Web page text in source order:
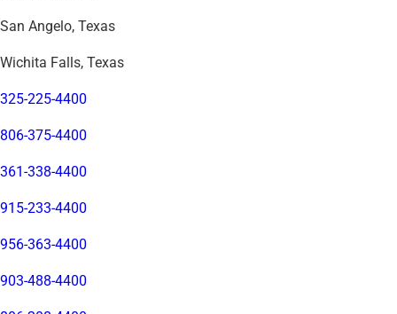
San Angelo, Texas
Wichita Falls, Texas
325-225-4400
806-375-4400
361-338-4400
915-233-4400
956-363-4400
903-488-4400